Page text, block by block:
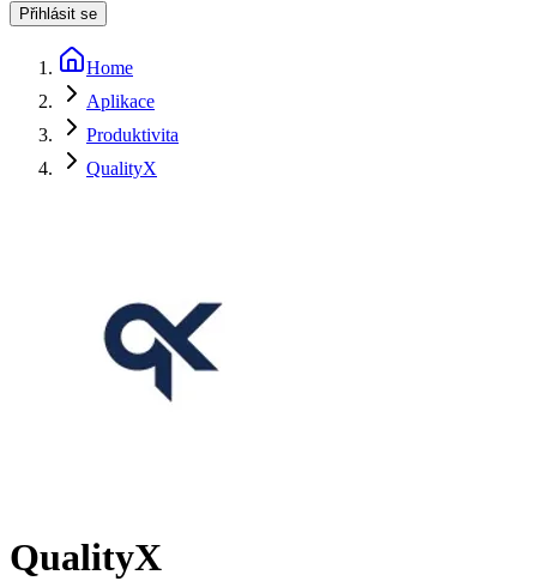
Přihlásit se
Home
Aplikace
Produktivita
QualityX
QualityX